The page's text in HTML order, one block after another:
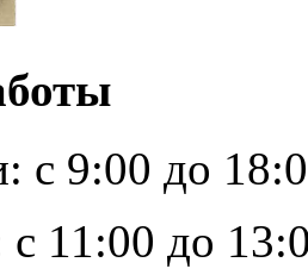
c 9:00 до
с 11:00 до